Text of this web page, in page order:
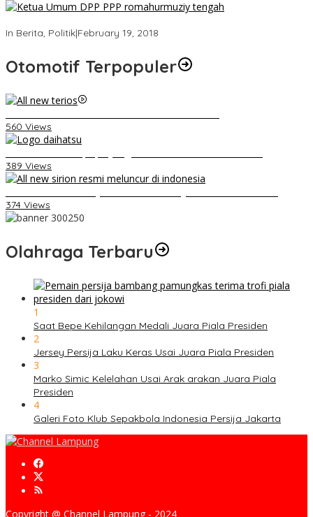
In Berita, Politik|February 19, 2018
Otomotif Terpopuler
560 Views
389 Views
374 Views
Olahraga Terbaru
1
Saat Bepe Kehilangan Medali Juara Piala Presiden
2
Jersey Persija Laku Keras Usai Juara Piala Presiden
3
Marko Simic Kelelahan Usai Arak arakan Juara Piala
Presiden
4
Galeri Foto Klub Sepakbola Indonesia Persija Jakarta
Copyright @ Channel Lampung - 2024